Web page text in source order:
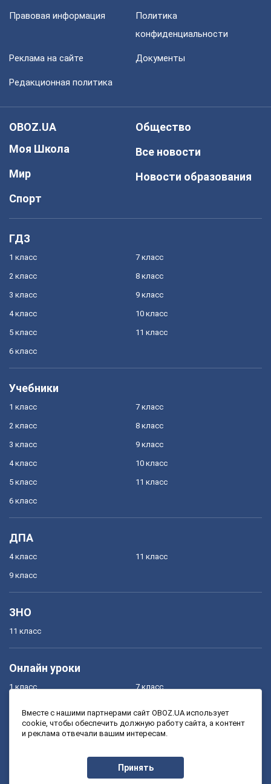
Правовая информация
Политика
конфиденциальности
Реклама на сайте Документы
Редакционная политика
OBOZ.UA
Моя Школа
Мир
Спорт
Общество
Все новости
Новости образования
ГДЗ
1 класс
2 класс
3 класс
4 класс
5 класс
6 класс
7 класс
8 класс
9 класс
10 класс
11 класс
Учебники
1 класс
2 класс
3 класс
4 класс
5 класс
6 класс
7 класс
8 класс
9 класс
10 класс
11 класс
ДПА
4 класс
9 класс
11 класс
ЗНО
11 класс
Онлайн уроки
1 класс
3 класс
7 класс
9 класс
Вместе с нашими партнерами сайт OBOZ.UA использует
cookie, чтобы обеспечить должную работу сайта, а контент
и реклама отвечали вашим интересам.
Принять